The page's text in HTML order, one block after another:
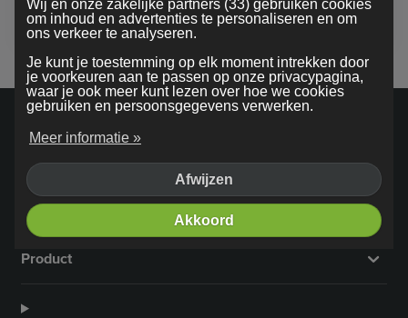
algemene voorwaarden
Bedrijf
Product
Wij en onze zakelijke partners (33) gebruiken cookies
om inhoud en advertenties te personaliseren en om
ons verkeer te analyseren.
Je kunt je toestemming op elk moment intrekken door
je voorkeuren aan te passen op onze privacypagina,
waar je ook meer kunt lezen over hoe we cookies
gebruiken en persoonsgegevens verwerken.
Meer informatie »
Afwijzen
Akkoord